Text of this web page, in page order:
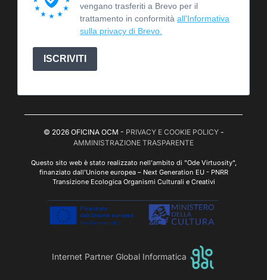
vengano trasferiti a Brevo per il
trattamento in conformità all'Informativa
sulla privacy di Brevo.
ISCRIVITI
© 2026 OFICINA OCM - PRIVACY E COOKIE POLICY-
AMMINISTRAZIONE TRASPARENTE
Questo sito web è stato realizzato nell'ambito di "Ode Virtuosity",
finanziato dall'Unione europea – Next Generation EU - PNRR
Transizione Ecologica Organismi Culturali e Creativi
Internet Partner Global Informatica